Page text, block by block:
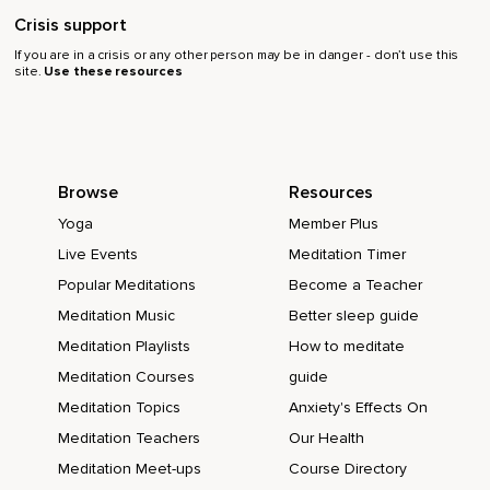
Misschien is het wel kraakwit of transparant als glas,
Doorzichtig,
Die energie in jouw lichaam,
Die je nou helder probeert te zien en te voelen?
Als sprankeling?
Hoe voelt dat voor jou?
Als een soort trilling,
Crisis support
If you are in a crisis or any other person may be in danger - don’t use this
site. Use these resources
Browse
Yoga
Live Events
Popular Meditations
Meditation Music
Meditation Playlists
Meditation Courses
Meditation Topics
Meditation Teachers
Meditation Meet-ups
Resources
Member Plus
Meditation Timer
Become a Teacher
Better sleep guide
How to meditate
guide
Anxiety's Effects On
Our Health
Course Directory